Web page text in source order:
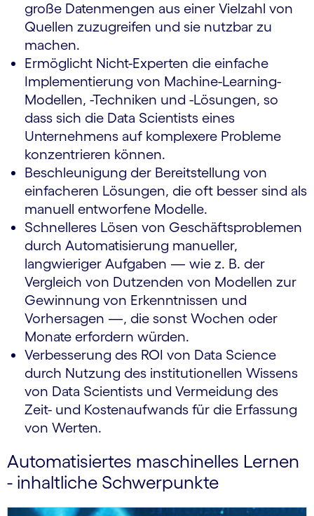
große Datenmengen aus einer Vielzahl von
Quellen zuzugreifen und sie nutzbar zu
machen.
Ermöglicht Nicht-Experten die einfache
Implementierung von Machine-Learning-
Modellen, -Techniken und -Lösungen, so
dass sich die Data Scientists eines
Unternehmens auf komplexere Probleme
konzentrieren können.
Beschleunigung der Bereitstellung von
einfacheren Lösungen, die oft besser sind als
manuell entworfene Modelle.
Schnelleres Lösen von Geschäftsproblemen
durch Automatisierung manueller,
langwieriger Aufgaben — wie z. B. der
Vergleich von Dutzenden von Modellen zur
Gewinnung von Erkenntnissen und
Vorhersagen —, die sonst Wochen oder
Monate erfordern würden.
Verbesserung des ROI von Data Science
durch Nutzung des institutionellen Wissens
von Data Scientists und Vermeidung des
Zeit- und Kostenaufwands für die Erfassung
von Werten.
Automatisiertes maschinelles Lernen
- inhaltliche Schwerpunkte